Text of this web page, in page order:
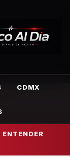
CDMX